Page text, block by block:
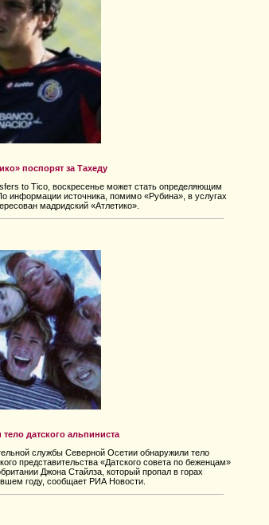
поспорят за Тахеду
to Tico, воскресенье может стать определяющим
информации источника, помимо «Рубина», в услугах
мадридский «Атлетико».
датского альпиниста
службы Северной Осетии обнаружили тело
представительства «Датского совета по беженцам»
Джона Стайлза, который пропал в горах
году, сообщает РИА Новости.